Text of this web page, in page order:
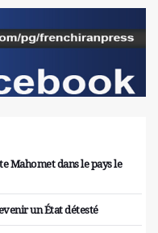
Mahomet dans le pays le
un État détesté